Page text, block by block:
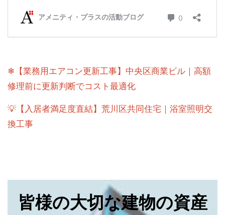
❄【業務用エアコン更新工事】中央区商業ビル｜高額
修理前に更新判断でコスト最適化
💡【入居者満足度直結】荒川区共同住宅｜浴室照明交
換工事
皆様の大切な建物の資産